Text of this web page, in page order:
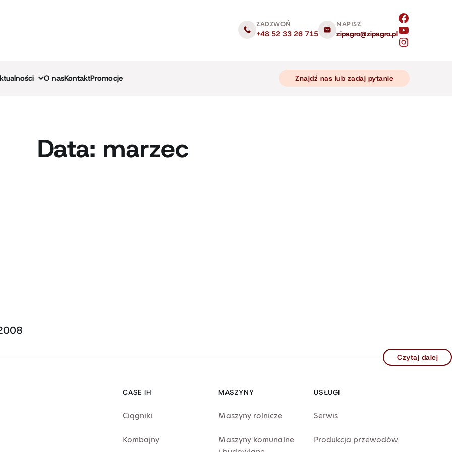
ZADZWOŃ
+48 52 33 26 715
NAPISZ
zipagro@zipagro.pl
O nasKontaktPromocje Znajdź nas lub zadaj pytanie
Data: marzec
Czytaj dalej
CASE IH
Ciągniki
Kombajny
MASZYNY
Maszyny rolnicze
Maszyny komunalne
USŁUGI
Serwis
Produkcja przewodów